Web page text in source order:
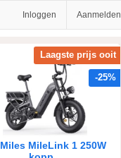
Inloggen Aanmelden